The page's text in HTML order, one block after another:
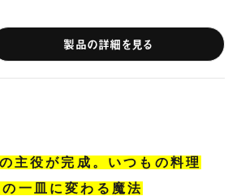
製品の詳細を見る
主役が完成。いつもの料理
一皿に変わる魔法